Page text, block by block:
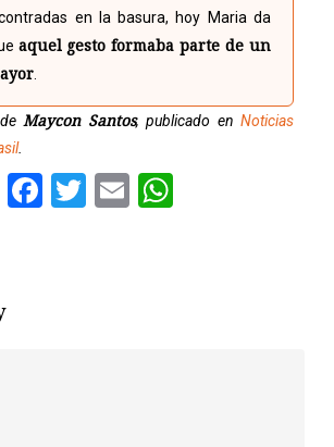
en la basura, hoy Maria da
aquel gesto formaba parte de un
.
Maycon Santos, publicado enNoticias
.
Facebook
Twitter
Email